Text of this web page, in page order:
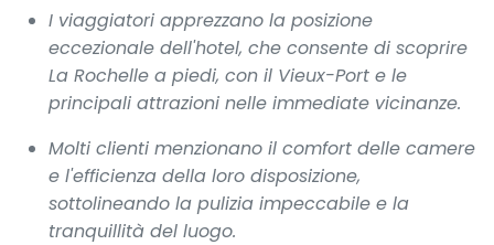
I viaggiatori apprezzano la posizione
eccezionale dell'hotel, che consente di scoprire
La Rochelle a piedi, con il Vieux-Port e le
principali attrazioni nelle immediate vicinanze.
Molti clienti menzionano il comfort delle camere
e l'efficienza della loro disposizione,
sottolineando la pulizia impeccabile e la
tranquillità del luogo.